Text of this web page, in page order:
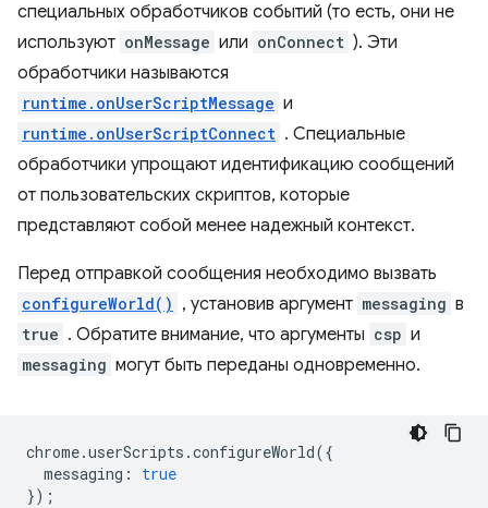
специальных обработчиков событий (то есть, они не
используют onMessage или onConnect ). Эти
обработчики называются
runtime.onUserScriptMessage и
runtime.onUserScriptConnect . Специальные
обработчики упрощают идентификацию сообщений
от пользовательских скриптов, которые
представляют собой менее надежный контекст.
Перед отправкой сообщения необходимо вызвать
configureWorld() , установив аргумент messaging в
true . Обратите внимание, что аргументы csp и
messaging могут быть переданы одновременно.
chrome.userScripts .configureWorld({
messaging :
true
});